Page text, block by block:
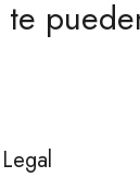
Legal